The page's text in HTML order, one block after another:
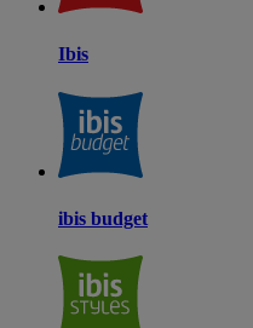
Ibis
ibis budget